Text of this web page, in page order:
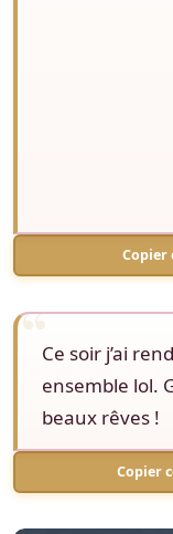
Copier
Ce soir j’ai
ensemble lol.
beaux rêves !
Copier